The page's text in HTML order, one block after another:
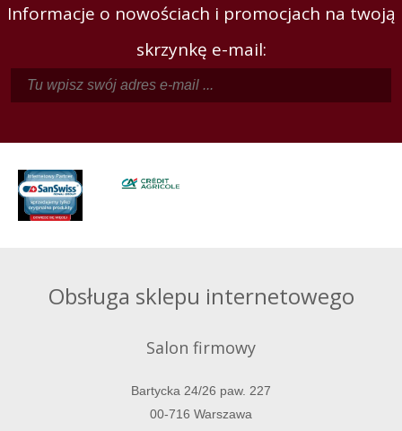
Informacje o nowościach i promocjach na twoją
skrzynkę e-mail:
Obsługa sklepu internetowego
Salon firmowy
Bartycka 24/26 paw. 227
00-716 Warszawa